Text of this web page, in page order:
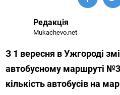
Редакція
Mukachevo.net
З 1 вересня в Ужгороді
автобусному маршруті
кількість автобусів на